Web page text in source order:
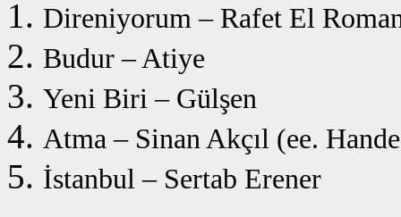
Direniyorum – Rafet El
Budur – Atiye
Yeni Biri – Gülşen
Atma – Sinan Akçıl (ee.
İstanbul – Sertab Erener